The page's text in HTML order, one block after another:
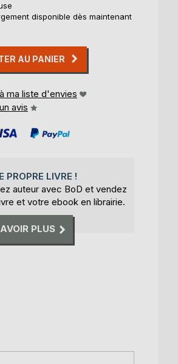
disponible dès maintenant
AU PANIER
ma liste d'envies
avis
PROPRE LIVRE !
auteur avec BoD et vendez
et votre ebook en librairie.
PLUS